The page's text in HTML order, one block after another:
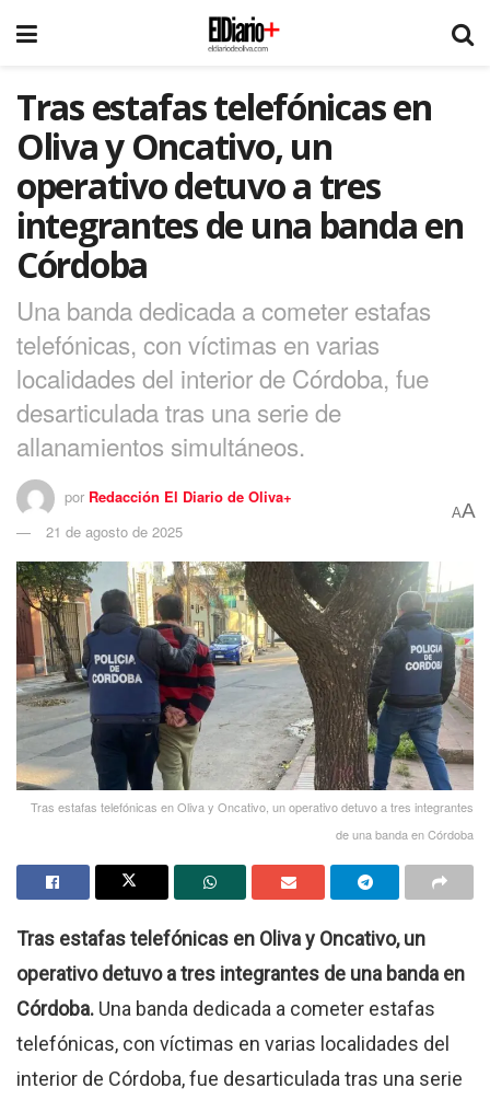
Tras estafas telefónicas en
Oliva y Oncativo, un
operativo detuvo a tres
integrantes de una banda en
Córdoba
Una banda dedicada a cometer estafas
telefónicas, con víctimas en varias
localidades del interior de Córdoba, fue
desarticulada tras una serie de
allanamientos simultáneos.
por Redacción El Diario de Oliva+
21 de agosto de 2025
AA
Tras estafas telefónicas en Oliva y Oncativo, un operativo detuvo a tres integrantes
de una banda en Córdoba
Tras estafas telefónicas en Oliva y Oncativo, un
operativo detuvo a tres integrantes de una banda en
Córdoba. Una banda dedicada a cometer estafas
telefónicas, con víctimas en varias localidades del
interior de Córdoba, fue desarticulada tras una serie